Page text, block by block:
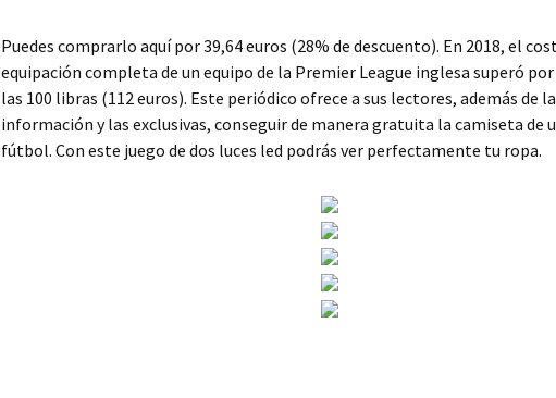
Puedes comprarlo aquí por 39,64 euros (28% de descuento). En 2018, el
equipación completa de un equipo de la Premier League inglesa superó
las 100 libras (112 euros). Este periódico ofrece a sus lectores, además de
información y las exclusivas, conseguir de manera gratuita la camiseta de
fútbol. Con este juego de dos luces led podrás ver perfectamente tu ropa.